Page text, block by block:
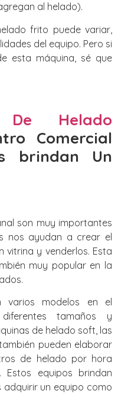
al helado).
frito puede variar,
del equipo. Pero si
esta máquina, sé que
De Helado
Comercial
brindan Un
son muy importantes
nos ayudan a crear el
y venderlos. Esta
muy popular en la
varios modelos en el
tamaños y
de helado soft, las
pueden elaborar
de helado por hora
equipos brindan
un equipo como